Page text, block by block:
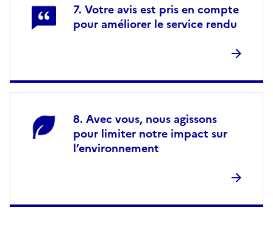
Votre avis est pris en compte
pour améliorer le service rendu
Avec vous, nous agissons
pour limiter notre impact sur
l’environnement